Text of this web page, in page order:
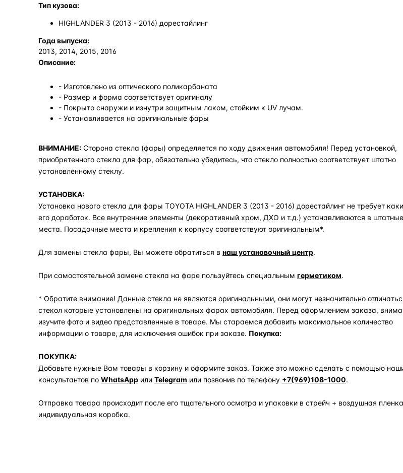
Тип кузова:
HIGHLANDER 3 (2013 - 2016) дорестайлинг
Года выпуска:
2013, 2014, 2015, 2016
Описание:
- Изготовлено из оптического поликарбаната
- Размер и форма соответствует оригиналу
- Покрыто снаружи и изнутри защитным лаком, стойким к UV лучам.
- Устанавливается на оригинальные фары
ВНИМАНИЕ: Сторона стекла (фары) определяется по ходу движения автомобиля! Перед установкой,
приобретенного стекла для фар, обязательно убедитесь, что стекло полностью соответствует штатно
установленному стеклу.
УСТАНОВКА:
Установка нового стекла для фары TOYOTA HIGHLANDER 3 (2013 - 2016) дорестайлинг не требует
его доработок. Все внутренние элементы (декоративный хром, ДХО и т.д.) устанавливаются в штатные
места. Посадочные места и крепления к корпусу соответствуют оригинальным*.
Для замены стекла фары, Вы можете обратиться в наш установочный центр.
При самостоятельной замене стекла на фаре пользуйтесь специальным герметиком.
* Обратите внимание! Данные стекла не являются оригинальными, они могут незначительно
стекол которые установлены на оригинальных фарах автомобиля. Перед оформлением заказа,
изучите фото и видео представленные в товаре. Мы стараемся добавить максимальное количество
информации о товаре, для исключения ошибок при заказе. Покупка:
ПОКУПКА:
Добавьте нужные Вам товары в корзину и оформите заказ. Также это можно сделать с помощью
консультантов по WhatsApp или Telegram или позвонив по телефону +7(969)108-1000.
Отправка товара происходит после его тщательного осмотра и упаковки в стрейч + воздушная
индивидуальная коробка.